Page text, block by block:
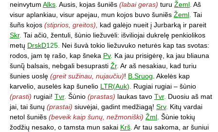
neinvytum Alks. Ausis, kojas šuniẽs (labai geras) turu Žeml. Aš
visur aplankiau, visur apejau, mun kojos buvo šuniẽs Žeml. Tai
šuñs kojos (stiprios, greitos), kad galėjo nueit į Jurbarką ir pareit
Skr. Tai ačiū, žentuli, šùnio liežuvėli: išviliojai dukrelę penkiolikos
metų DrskD125. Nei šuvà tokio liežuvuko neturės kap tas svotas:
rodos, jam tę rašo, kap šneka Pv. Ka jau prisigėrę, ka jau bliauna
šunų̃ balsais, nebgali besuprasti Žr. Ar aš nesakiau, kad turiu
šunies uoslę (greit sužinau, nujaučiu)! B.Sruog. Akelės kap
karvelio, auselės kap šunelio LTR(Auk). Rugiai rugiai – šùnio
(prasti) rugiai! Tvr. Šùnio (prastas) laukas tavo Tvr. Duosiu aš mat
jai, tai šunų (prastai) siuvėjai, gadint medžiagą! Srv. Kitų vardai
netol šuniẽs (beveik kaip šunų, nežmoniški) Žml. Šùnie tokių
žodžių nesako, o tamsta mun sakai Krš. Ar tau sakoma, ar šuniui